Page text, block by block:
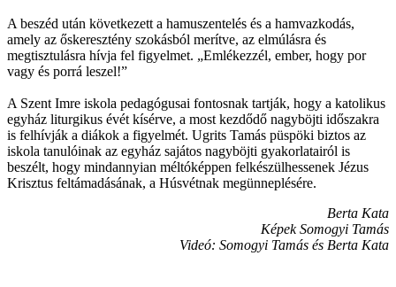
A beszéd után következett a hamuszentelés és a hamvazkodás,
amely az őskeresztény szokásból merítve, az elmúlásra és
megtisztulásra hívja fel figyelmet. „Emlékezzél, ember, hogy por
vagy és porrá leszel!”
A Szent Imre iskola pedagógusai fontosnak tartják, hogy a katolikus
egyház liturgikus évét kísérve, a most kezdődő nagyböjti időszakra
is felhívják a diákok a figyelmét. Ugrits Tamás püspöki biztos az
iskola tanulóinak az egyház sajátos nagyböjti gyakorlatairól is
beszélt, hogy mindannyian méltóképpen felkészülhessenek Jézus
Krisztus feltámadásának, a Húsvétnak megünneplésére.
Berta Kata
Képek Somogyi Tamás
Videó: Somogyi Tamás és Berta Kata